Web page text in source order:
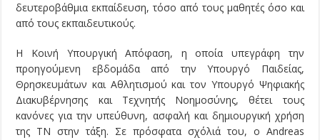
δευτεροβάθμια εκπαίδευση, τόσο από τους μαθητές όσο και
από τους εκπαιδευτικούς.
Η Κοινή Υπουργική Απόφαση, η οποία υπεγράφη την
προηγούμενη εβδομάδα από την Υπουργό Παιδείας,
Θρησκευμάτων και Αθλητισμού και τον Υπουργό Ψηφιακής
Διακυβέρνησης και Τεχνητής Νοημοσύνης, θέτει τους
κανόνες για την υπεύθυνη, ασφαλή και δημιουργική χρήση
της ΤΝ στην τάξη. Σε πρόσφατα σχόλιά του, ο Andreas